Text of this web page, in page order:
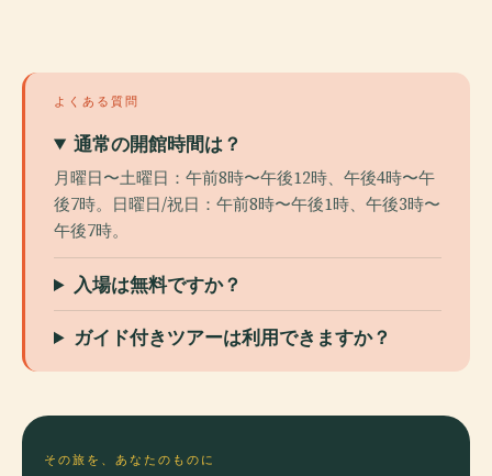
よくある質問
通常の開館時間は？
月曜日〜土曜日：午前8時〜午後12時、午後4時〜午
後7時。日曜日/祝日：午前8時〜午後1時、午後3時〜
午後7時。
入場は無料ですか？
ガイド付きツアーは利用できますか？
その旅を、あなたのものに